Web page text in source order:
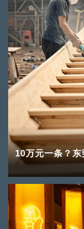
10万元一条？东